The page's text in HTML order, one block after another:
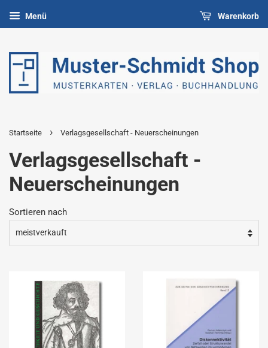
Menü Warenkorb
Startseite › Verlagsgesellschaft - Neuerscheinungen
Verlagsgesellschaft -
Neuerscheinungen
Sortieren nach